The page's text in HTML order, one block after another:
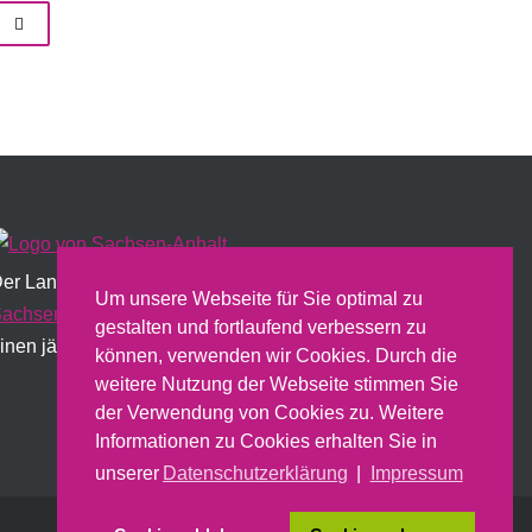
Um unsere Webseite für Sie optimal zu
gestalten und fortlaufend verbessern zu
können, verwenden wir Cookies. Durch die
weitere Nutzung der Webseite stimmen Sie
der Verwendung von Cookies zu. Weitere
Informationen zu Cookies erhalten Sie in
unserer Datenschutzerklärung Impressum
Landesfrauenrat wird institutionell vom Land
Anhalt
gefördert und erstellt dazu u.a.
jährlichen Sachbericht.